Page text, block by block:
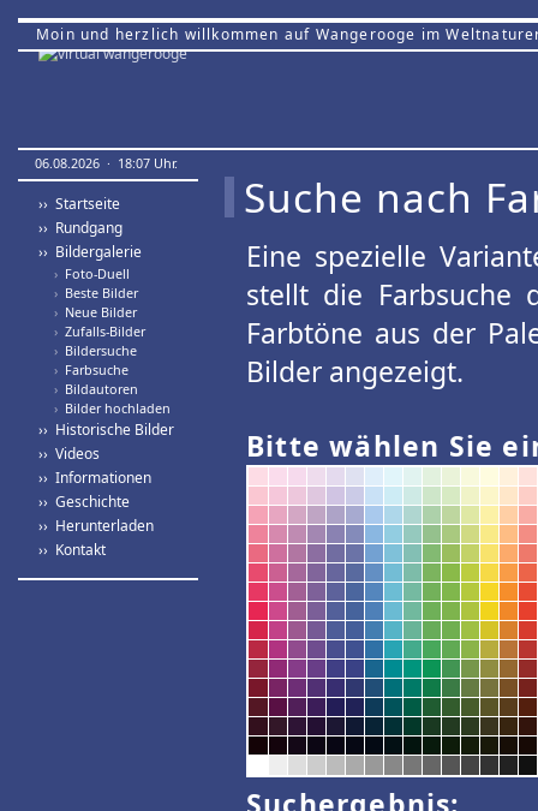
Moin und herzlich willkommen auf Wangerooge im
06.08.2026 · 18:07 Uhr.
›› Startseite
›› Rundgang
›› Bildergalerie
› Foto-Duell
› Beste Bilder
› Neue Bilder
› Zufalls-Bilder
› Bildersuche
› Farbsuche
› Bildautoren
› Bilder hochladen
›› Historische Bilder
›› Videos
›› Informationen
›› Geschichte
›› Herunterladen
›› Kontakt
Suche nach
Eine spezielle
stellt die Farbsuche
Farbtöne aus der
Bilder angezeigt.
Bitte wählen Sie